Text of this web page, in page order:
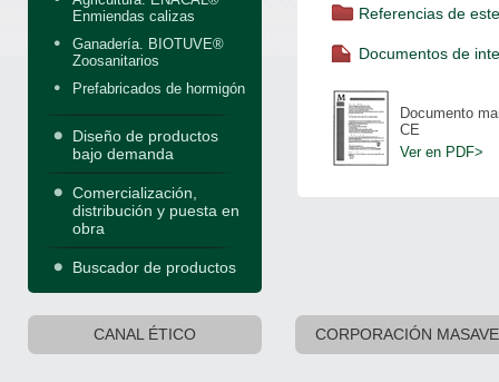
Enmiendas calizas
Ganadería. BIOTUVE®
Zoosanitarios
Prefabricados de hormigón
Diseño de productos
bajo demanda
Comercialización,
distribución y puesta en
obra
Buscador de productos
Referencias de
Documentos de
Documento
CE
Ver en PDF>
CANAL ÉTICO CORPORACIÓN